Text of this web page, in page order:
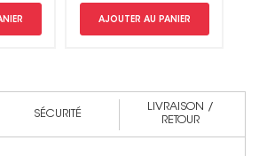
AJOUTER AU PANIER
SÉCURITÉ
LIVRAISON /
RETOUR